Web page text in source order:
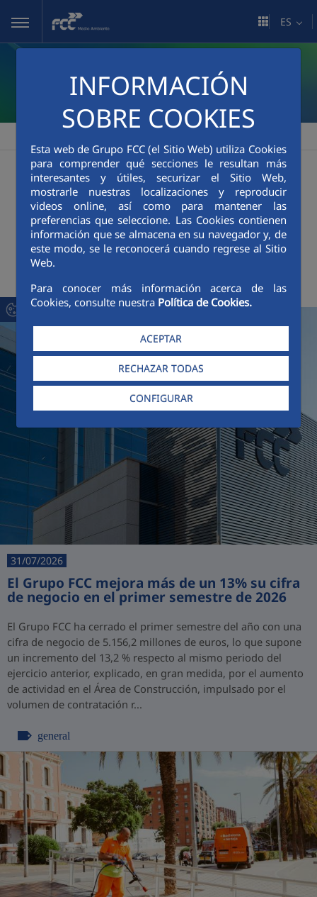
Saltar al contenido principal
INFORMACIÓN
SOBRE COOKIES
Esta web de Grupo FCC (el Sitio Web) utiliza Cookies
para comprender qué secciones le resultan más
interesantes y útiles, securizar el Sitio Web,
mostrarle nuestras localizaciones y reproducir
videos online, así como para mantener las
preferencias que seleccione. Las Cookies contienen
información que se almacena en su navegador y, de
este modo, se le reconocerá cuando regrese al Sitio
Web.
Para conocer más información acerca de las
Cookies, consulte nuestra Política de Cookies.
ACEPTAR
RECHAZAR TODAS
CONFIGURAR
ES
Actualidad
+ Buscador
31/07/2026
El Grupo FCC mejora más de un 13% su cifra
de negocio en el primer semestre de 2026
El Grupo FCC ha cerrado el primer semestre del año con una
cifra de negocio de 5.156,2 millones de euros, lo que supone
un incremento del 13,2 % respecto al mismo periodo del
ejercicio anterior, explicado, en gran medida, por el aumento
de actividad en el Área de Construcción, impulsado por el
volumen de contratación r...
general